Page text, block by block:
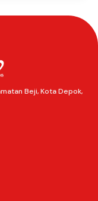
Beji, Kota Depok,